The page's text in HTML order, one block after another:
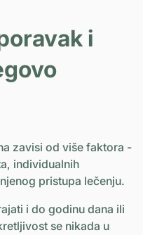
i
zavisi od više faktora -
individualnih
pristupa lečenju.
i do godinu dana ili
se nikada u